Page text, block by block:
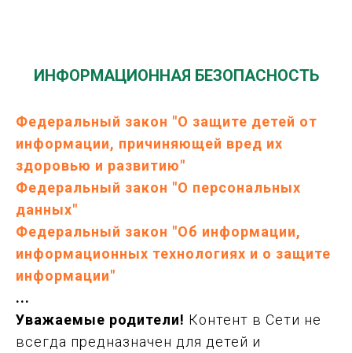
ИНФОРМАЦИОННАЯ БЕЗОПАСНОСТЬ
Федеральный закон "О защите детей от
информации, причиняющей вред их
здоровью и развитию"
Федеральный закон "О персональных
данных"
Федеральный закон "Об информации,
информационных технологиях и о защите
информации"
...
Уважаемые родители! Контент в Сети не
всегда предназначен для детей и